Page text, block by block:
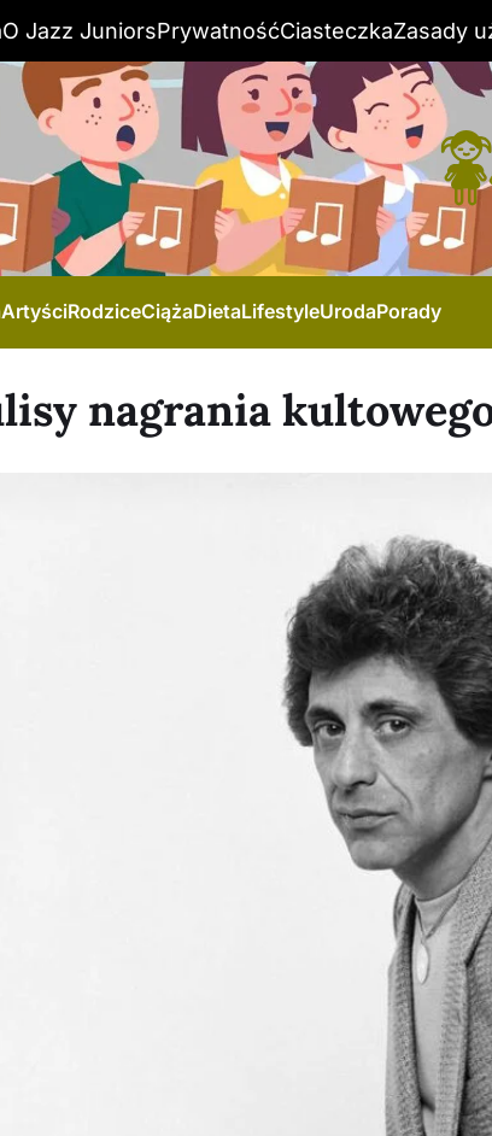
O Jazz JuniorsPrywatnośćCiasteczkaZasady
ArtyściRodziceCiążaDietaLifestyleUrodaPorady
nagrania